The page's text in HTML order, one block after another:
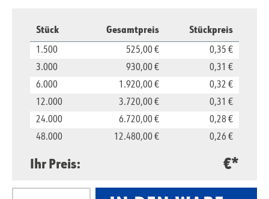
Stück Gesamtpreis Stückpreis
1.500 525,00 €
0,35 €
3.000
930,00 €
0,31 €
6.000
1.920,00 €
0,32 €
12.000
3.720,00 €
0,31 €
24.000
6.720,00 €
0,28 €
48.000
12.480,00 € 0,26 €
Ihr Preis: €*